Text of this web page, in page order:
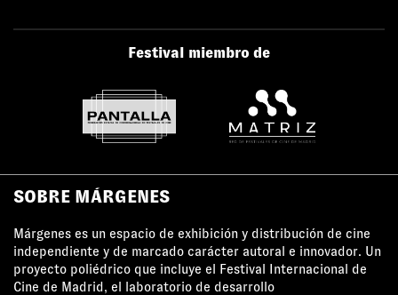
Festival miembro de
SOBRE MÁRGENES
Márgenes es un espacio de exhibición y distribución de cine
independiente y de marcado carácter autoral e innovador. Un
proyecto poliédrico que incluye el Festival Internacional de
Cine de Madrid, el laboratorio de desarrollo